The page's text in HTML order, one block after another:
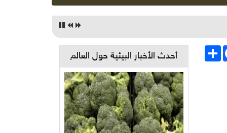
انشر
أحدث الأخبار البيئية حول العالم